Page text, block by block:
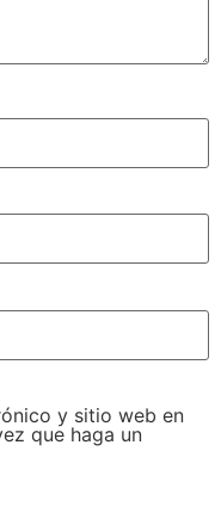
y sitio web en
que haga un